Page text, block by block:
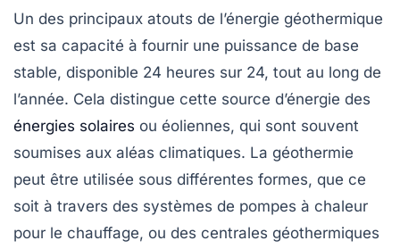
Un des principaux atouts de l’énergie géothermique
est sa capacité à fournir une puissance de base
stable, disponible 24 heures sur 24, tout au long de
l’année. Cela distingue cette source d’énergie des
énergies solaires ou éoliennes, qui sont souvent
soumises aux aléas climatiques. La géothermie
peut être utilisée sous différentes formes, que ce
soit à travers des systèmes de pompes à chaleur
pour le chauffage, ou des centrales géothermiques